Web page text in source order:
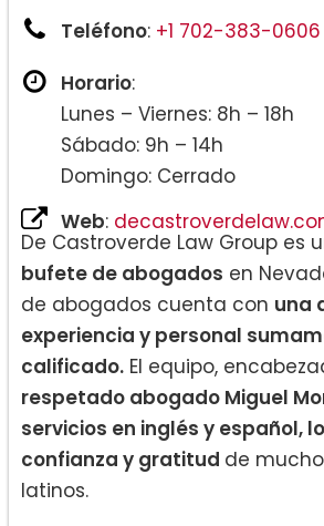
Teléfono: +1 702-383-0606
Horario:
Lunes – Viernes: 8h – 18h
Sábado: 9h – 14h
Domingo: Cerrado
Web:
De Castroverde Law Group es
bufete de abogados en
de abogados cuenta con una
experiencia y personal
calificado. El equipo,
respetado abogado Miguel
servicios en inglés y español,
confianza y gratitud de
latinos.